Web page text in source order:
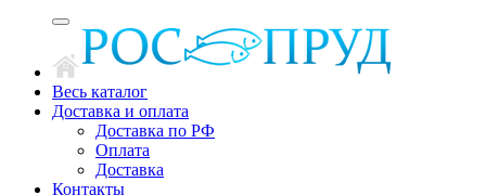
Весь каталог
Доставка и оплата
Доставка по РФ
Оплата
Доставка
Контакты